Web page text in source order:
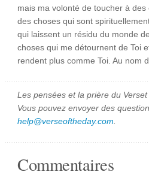
mais ma volonté de toucher à
des choses qui sont
qui laissent un résidu du monde
choses qui me détournent de Toi
rendent plus comme Toi. Au nom
Les pensées et la prière du
Vous pouvez envoyer des
help@verseoftheday.com
Commentaires